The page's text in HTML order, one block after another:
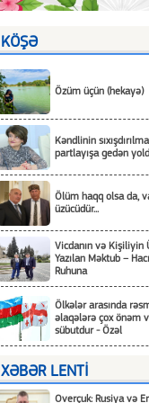
KÖŞƏ
Özüm üçün (hekayə)
Kəndlinin
partlayışa gedən
Ölüm haqq olsa da,
üzücüdür...
Vicdanın və Kişiliyin
Yazılan Məktub –
Ruhuna
Ölkələr arasında
əlaqələrə çox önəm
sübutdur - Özəl
XƏBƏR LENTİ
Overçuk: Rusiya və